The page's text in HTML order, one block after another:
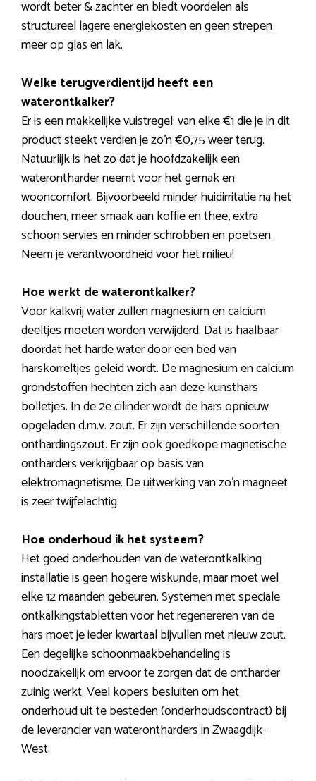
wordt beter & zachter en biedt voordelen als
structureel lagere energiekosten en geen strepen
meer op glas en lak.
Welke terugverdientijd heeft een
waterontkalker?
Er is een makkelijke vuistregel: van elke €1 die je in dit
product steekt verdien je zo’n €0,75 weer terug.
Natuurlijk is het zo dat je hoofdzakelijk een
waterontharder neemt voor het gemak en
wooncomfort. Bijvoorbeeld minder huidirritatie na het
douchen, meer smaak aan koffie en thee, extra
schoon servies en minder schrobben en poetsen.
Neem je verantwoordheid voor het milieu!
Hoe werkt de waterontkalker?
Voor kalkvrij water zullen magnesium en calcium
deeltjes moeten worden verwijderd. Dat is haalbaar
doordat het harde water door een bed van
harskorreltjes geleid wordt. De magnesium en calcium
grondstoffen hechten zich aan deze kunsthars
bolletjes. In de 2e cilinder wordt de hars opnieuw
opgeladen d.m.v. zout. Er zijn verschillende soorten
onthardingszout. Er zijn ook goedkope magnetische
ontharders verkrijgbaar op basis van
elektromagnetisme. De uitwerking van zo’n magneet
is zeer twijfelachtig.
Hoe onderhoud ik het systeem?
Het goed onderhouden van de waterontkalking
installatie is geen hogere wiskunde, maar moet wel
elke 12 maanden gebeuren. Systemen met speciale
ontkalkingstabletten voor het regenereren van de
hars moet je ieder kwartaal bijvullen met nieuw zout.
Een degelijke schoonmaakbehandeling is
noodzakelijk om ervoor te zorgen dat de ontharder
zuinig werkt. Veel kopers besluiten om het
onderhoud uit te besteden (onderhoudscontract) bij
de leverancier van waterontharders in Zwaagdijk-
West.